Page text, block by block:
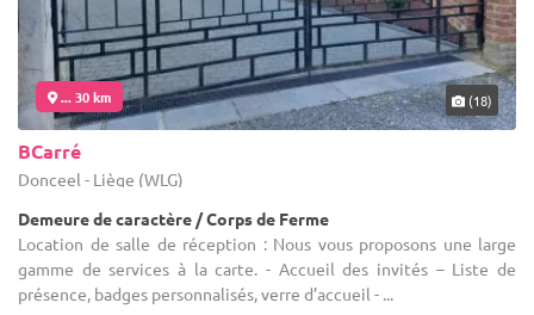
... 30 km (18)
BCarré
Donceel - Liège (WLG)
Demeure de caractère / Corps de Ferme
Location de salle de réception : Nous vous proposons une large
gamme de services à la carte. - Accueil des invités – Liste de
présence, badges personnalisés, verre d’accueil - ...